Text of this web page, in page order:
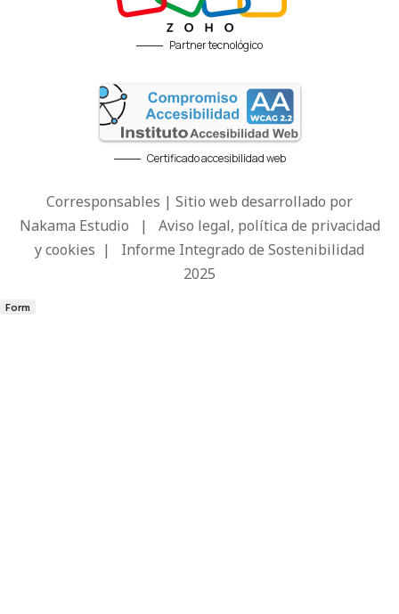
Partner tecnológico
Certificado accesibilidad web
Corresponsables | Sitio web desarrollado por
Nakama Estudio | Aviso legal, política de privacidad
y cookies | Informe Integrado de Sostenibilidad
2025
Form